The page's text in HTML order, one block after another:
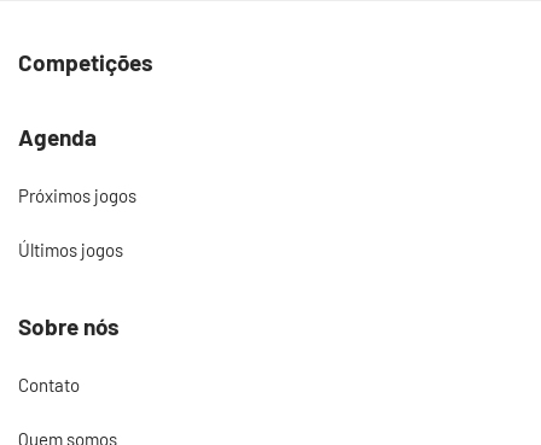
Competições
Agenda
Próximos jogos
Últimos jogos
Sobre nós
Contato
Quem somos